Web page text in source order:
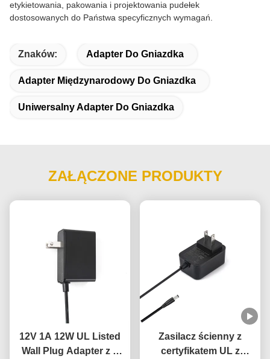
etykietowania, pakowania i projektowania pudełek
dostosowanych do Państwa specyficznych wymagań.
Znaków: Adapter Do Gniazdka
Adapter Międzynarodowy Do Gniazdka
Uniwersalny Adapter Do Gniazdka
ZAŁĄCZONE PRODUKTY
12V 1A 12W UL Listed
Wall Plug Adapter z 3
Zasilacz ścienny z
certyfikatem UL z